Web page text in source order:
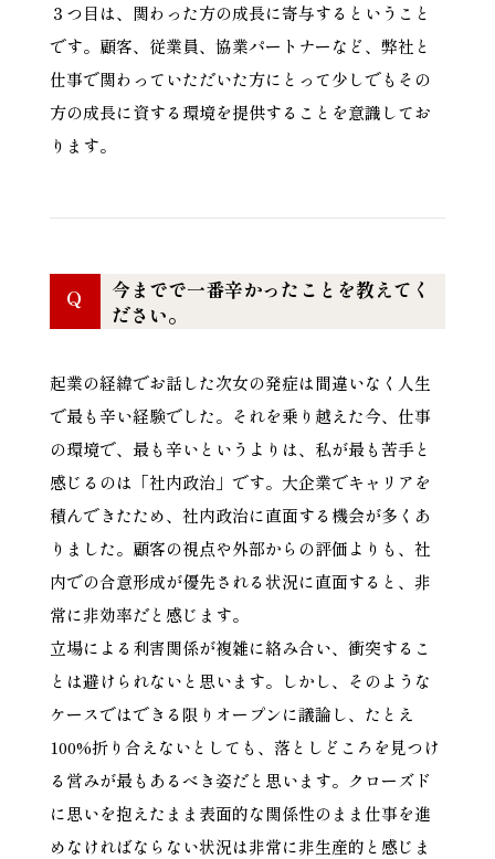
３つ目は、関わった方の成長に寄与するということ
です。顧客、従業員、協業パートナーなど、弊社と
仕事で関わっていただいた方にとって少しでもその
方の成長に資する環境を提供することを意識してお
ります。
Q
今までで一番辛かったことを教えてく
ださい。
起業の経緯でお話した次女の発症は間違いなく人生
で最も辛い経験でした。それを乗り越えた今、仕事
の環境で、最も辛いというよりは、私が最も苦手と
感じるのは「社内政治」です。大企業でキャリアを
積んできたため、社内政治に直面する機会が多くあ
りました。顧客の視点や外部からの評価よりも、社
内での合意形成が優先される状況に直面すると、非
常に非効率だと感じます。
立場による利害関係が複雑に絡み合い、衝突するこ
とは避けられないと思います。しかし、そのような
ケースではできる限りオープンに議論し、たとえ
100%折り合えないとしても、落としどころを見つけ
る営みが最もあるべき姿だと思います。クローズド
に思いを抱えたまま表面的な関係性のまま仕事を進
めなければならない状況は非常に非生産的と感じま